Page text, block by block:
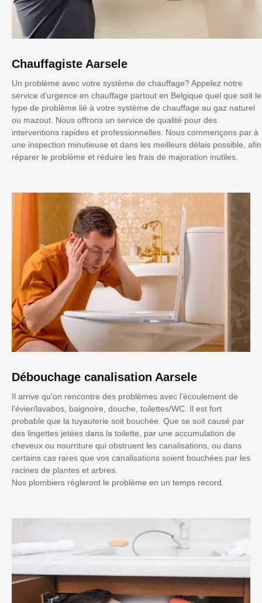
Chauffagiste Aarsele
Un problème avec votre système de chauffage? Appelez notre
service d’urgence en chauffage partout en Belgique quel que soit le
type de problème lié à votre système de chauffage au gaz naturel
ou mazout. Nous offrons un service de qualité pour des
interventions rapides et professionnelles. Nous commençons par à
une inspection minutieuse et dans les meilleurs délais possible, afin
réparer le problème et réduire les frais de majoration inutiles.
Débouchage canalisation Aarsele
Il arrive qu'on rencontre des problèmes avec l’écoulement de
l’évier/lavabos, baignoire, douche, toilettes/WC. Il est fort
probable que la tuyauterie soit bouchée. Que se soit causé par
des lingettes jetées dans la toilette, par une accumulation de
cheveux ou nourriture qui obstruent les canalisations, ou dans
certains cas rares que vos canalisations soient bouchées par les
racines de plantes et arbres.
Nos plombiers régleront le problème en un temps record.